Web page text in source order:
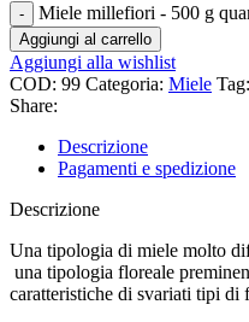
Miele millefiori - 500 g
Aggiungi al carrello
Aggiungi alla wishlist
COD: 99 Categoria: Miele Tag:
Share:
Descrizione
Pagamenti e spedizione
Descrizione
Una tipologia di miele molto
una tipologia floreale
caratteristiche di svariati tipi di